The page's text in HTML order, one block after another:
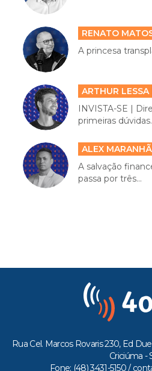
RENATO
A princesa
ARTHUR LESSA
INVISTA-SE |
primeiras
ALEX
A salvação
passa por três...
Rua Cel. Marcos Rovaris 230, Ed
Criciúma -
Fone: (48) 3431-5150 /